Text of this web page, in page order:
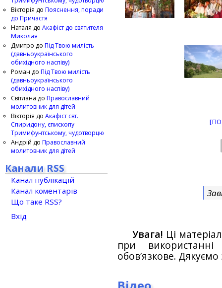
Увага! Ці
при
обов’язкове.
Вікторія до Пояснення, поради
до Причастя
Наталя до Акафіст до святителя
Миколая
Дмитро до Під Твою милість
(давньоукраїнського
обихідного наспіву)
Роман до Під Твою милість
(давньоукраїнського
обихідного наспіву)
Світлана до Православний
молитовник для дітей
Вікторія до Акафіст свт.
Спиридону, єпископу
Тримифунтському, чудотворцю
Андрій до Православний
молитовник для дітей
Канали RSS
Канал публікацій
Канал коментарів
Що таке RSS?
Вхід